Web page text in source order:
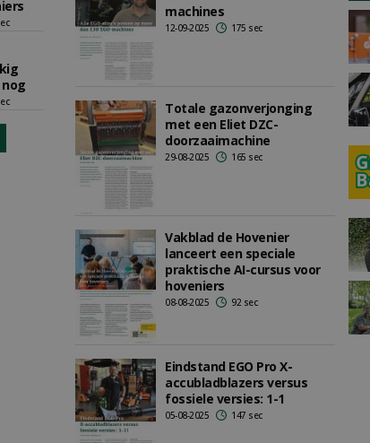
machines
12-09-2025 175 sec
Totale gazonverjonging
met een Eliet DZC-
doorzaaimachine
29-08-2025 165 sec
Vakblad de Hovenier
lanceert een speciale
praktische AI-cursus voor
hoveniers
08-08-2025 92 sec
Eindstand EGO Pro X-
accubladblazers versus
fossiele versies: 1-1
05-08-2025 147 sec